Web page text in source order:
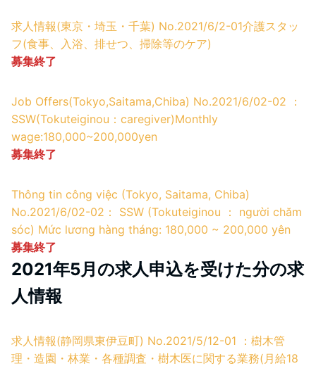
求人情報(東京・埼玉・千葉) No.2021/6/2-01介護スタッ
フ(食事、入浴、排せつ、掃除等のケア)
募集終了
Job Offers(Tokyo,Saitama,Chiba) No.2021/6/02-02 ：
SSW(Tokuteiginou：caregiver)Monthly
wage:180,000~200,000yen
募集終了
Thông tin công việc (Tokyo, Saitama, Chiba)
No.2021/6/02-02： SSW (Tokuteiginou ： người chăm
sóc) Mức lương hàng tháng: 180,000 ~ 200,000 yên
募集終了
2021年5月の求人申込を受けた分の求
人情報
求人情報(静岡県東伊豆町) No.2021/5/12-01 ：樹木管
理・造園・林業・各種調査・樹木医に関する業務(月給18